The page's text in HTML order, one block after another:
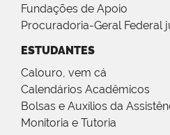
Fundações de Apoio
Procuradoria-Geral Federal
ESTUDANTES
Calouro, vem cá
Calendários Acadêmicos
Bolsas e Auxílios da
Monitoria e Tutoria